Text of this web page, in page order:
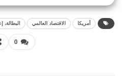
أمريكا الاقتصاد العالمي البطالة،
0